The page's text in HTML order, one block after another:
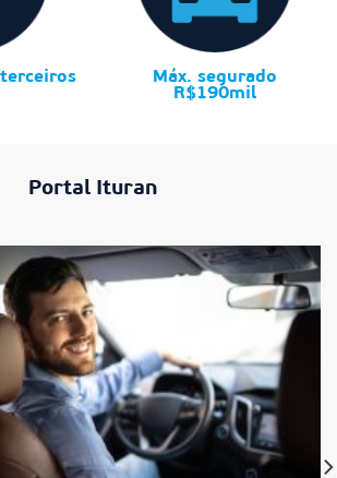
Máx. segurado
R$190mil
Portal Ituran